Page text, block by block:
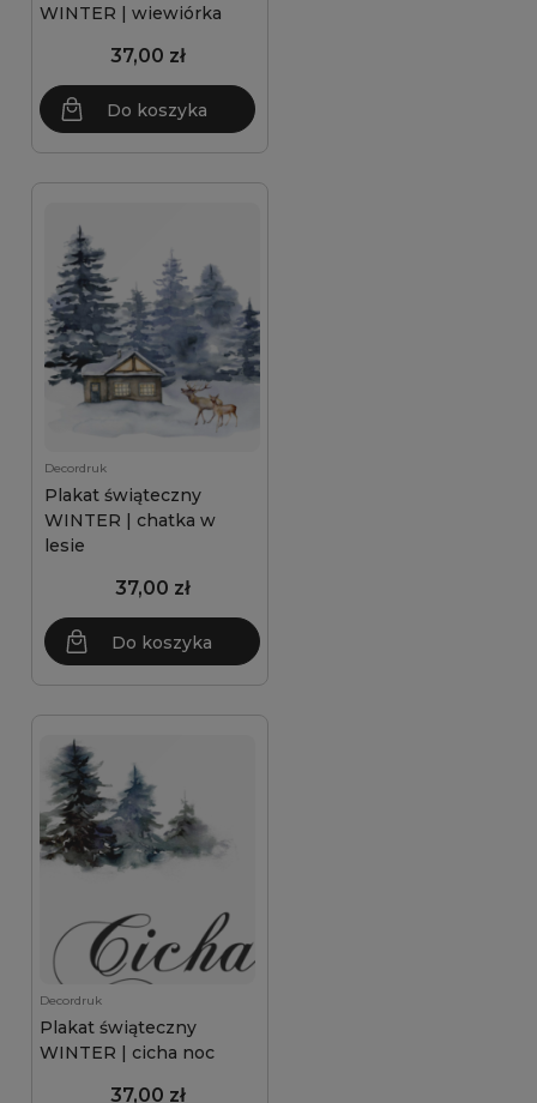
WINTER | wiewiórka
37,00 zł
Do koszyka
Decordruk
Plakat świąteczny
WINTER | chatka w
lesie
37,00 zł
Do koszyka
Decordruk
Plakat świąteczny
WINTER | cicha noc
37,00 zł